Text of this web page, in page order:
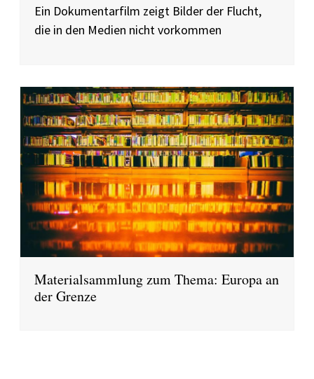
Ein Dokumentarfilm zeigt Bilder der Flucht,
die in den Medien nicht vorkommen
Materialsammlung zum Thema: Europa an
der Grenze